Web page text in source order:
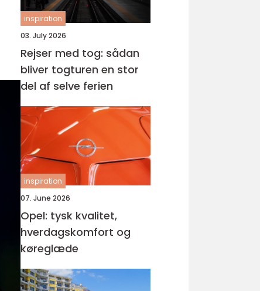
inspiration
03. July 2026
Rejser med tog: sådan
bliver togturen en stor
del af selve ferien
inspiration
07. June 2026
Opel: tysk kvalitet,
hverdagskomfort og
køreglæde